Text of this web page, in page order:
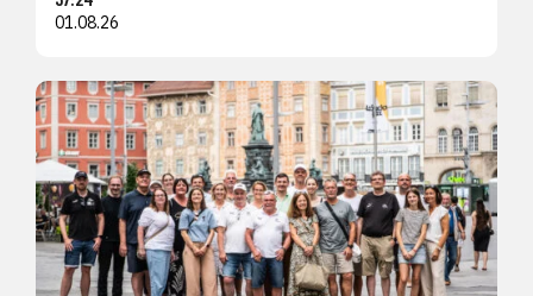
01.08.26